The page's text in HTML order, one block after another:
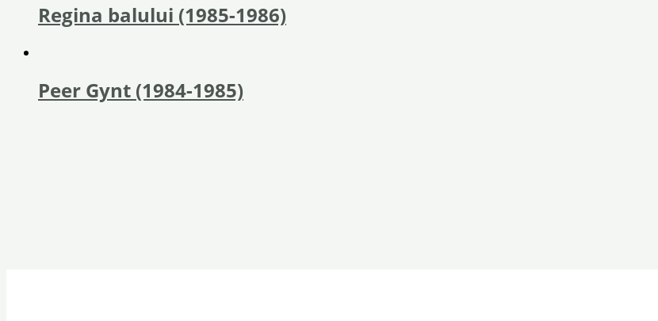
Regina balului (1985-1986)
Peer Gynt (1984-1985)